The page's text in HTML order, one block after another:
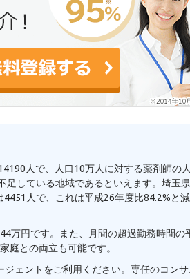
人で、人口10万人に対する薬剤師の人
足している地域であるといえます。埼玉県
人で、これは平成26年度比84.2%と
万円です。また、月間の超過勤務時間の
庭との両立も可能です。
ェントをご利用ください。専任のコン